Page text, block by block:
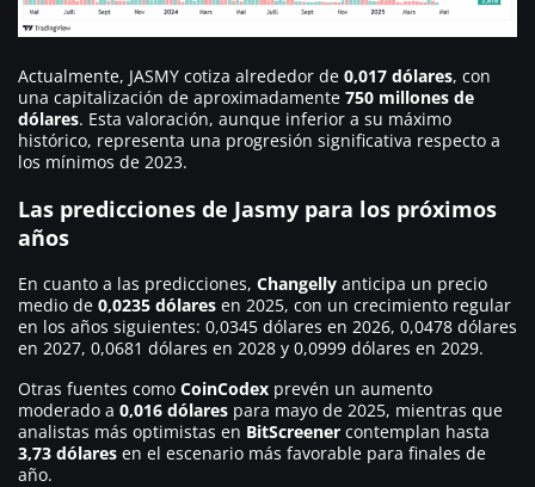
Actualmente, JASMY cotiza alrededor de 0,017 dólares, con
una capitalización de aproximadamente 750 millones de
dólares. Esta valoración, aunque inferior a su máximo
histórico, representa una progresión significativa respecto a
los mínimos de 2023.
Las predicciones de Jasmy para los próximos
años
En cuanto a las predicciones, Changelly anticipa un precio
medio de 0,0235 dólares en 2025, con un crecimiento regular
en los años siguientes: 0,0345 dólares en 2026, 0,0478 dólares
en 2027, 0,0681 dólares en 2028 y 0,0999 dólares en 2029.
Otras fuentes como CoinCodex prevén un aumento
moderado a 0,016 dólares para mayo de 2025, mientras que
analistas más optimistas en BitScreener contemplan hasta
3,73 dólares en el escenario más favorable para finales de
año.